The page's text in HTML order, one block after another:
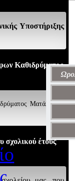
Υποστήριξης
Καθιδρύματος
Ματάλα για
έτους